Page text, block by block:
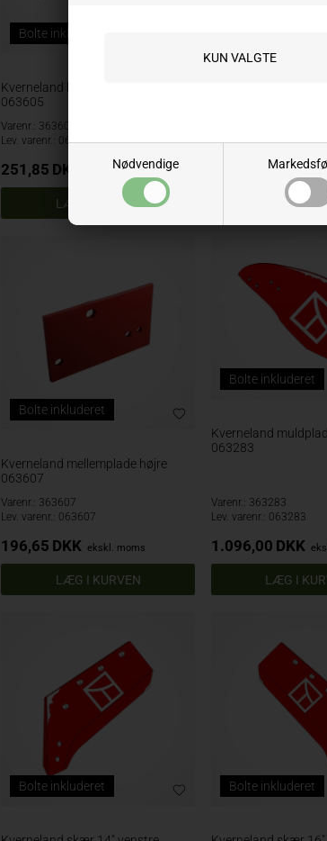
Nødvendige
Bolte inkluderet
Kverneland landside kort højre
063605
Varenr.: 363605
Lev. varenr.: 063605
251,85 DKK ekskl. moms
Lev. varenr.: 063606
DKK ekskl.
Bolte inkluderet
Kverneland mellemplade højre
063607
Varenr.: 363607
Lev. varenr.: 063607
196,65 DKK ekskl. moms
Bolte inkluderet
Kverneland
063283
Varenr.: 363283
Lev. varenr.: 063283
1.096,00 DKK
Bolte inkluderet Bolte inkluderet